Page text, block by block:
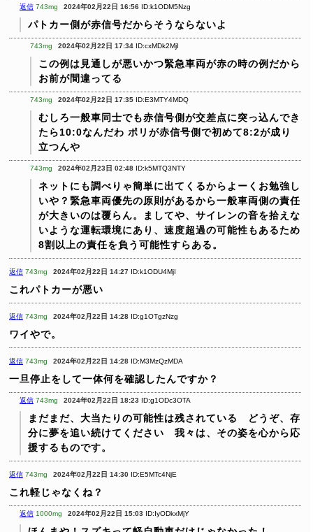
返信 743mg 2024年02月22日 16:56 ID:k1ODM5Nzg
パトカー側が赤信号だからそうならないよ
743mg 2024年02月22日 17:34 ID:cxMDk2MjI
この例は見通しが悪いかつ緊急車両が赤の時の例だから
お前が間違ってる
743mg 2024年02月22日 17:35 ID:E3MTY4MDQ
むしろ一般車同士でも赤信号側が交差点に突っ込んでき
たら10:0なんだわ ポリが赤信号側で初めて8:2が成り
立つんや
743mg 2024年02月23日 02:48 ID:k5MTQ3NTY
ネットにも調べりゃ簡単に出てくるからよーくお勉強し
いや？緊急車両優先の原則があるから一般車両側の責任
が大きいのは覆らん。ましてや、サイレンの音を拾えな
いような運転環境にあり、速度超過の可能性もあるため
8割以上の責任を負う可能性すらある。
返信 743mg 2024年02月22日 14:27 ID:k1ODU4MjI
これパトカーが悪い
返信 743mg 2024年02月22日 14:28 ID:g1OTgzNzg
ワイやで。
返信 743mg 2024年02月22日 14:28 ID:M3MzQzMDA
一旦停止をして一体何を確認したんですか？
返信 743mg 2024年02月22日 18:23 ID:g1ODc3OTA
まだまだ、大当たりの可能性は残されている どうぞ、存
分に夢を追い続けてください 我々は、その姿を心から応
援するものです。
返信 743mg 2024年02月22日 14:30 ID:E5MTc4NjE
これ軽じゃなくね？
返信 1000mg 2024年02月22日 15:03 ID:IyODkxMjY